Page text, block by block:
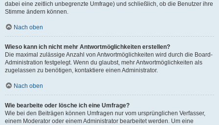
dabei eine zeitlich unbegrenzte Umfrage) und schließlich, ob die Benutzer ihre
Stimme ändern können.
Nach oben
Wieso kann ich nicht mehr Antwortmöglichkeiten erstellen?
Die maximal zulässige Anzahl von Antwortmöglichkeiten wird durch die Board-
Administration festgelegt. Wenn du glaubst, mehr Antwortmöglichkeiten als
zugelassen zu benötigen, kontaktiere einen Administrator.
Nach oben
Wie bearbeite oder lösche ich eine Umfrage?
Wie bei den Beiträgen können Umfragen nur vom ursprünglichen Verfasser,
einem Moderator oder einem Administrator bearbeitet werden. Um eine